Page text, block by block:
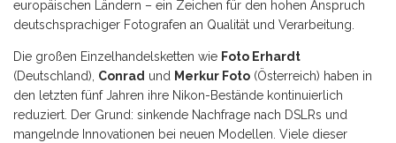
europäischen Ländern – ein Zeichen für den hohen Anspruch
deutschsprachiger Fotografen an Qualität und Verarbeitung.
Die großen Einzelhandelsketten wie Foto Erhardt
(Deutschland), Conrad und Merkur Foto (Österreich) haben in
den letzten fünf Jahren ihre Nikon-Bestände kontinuierlich
reduziert. Der Grund: sinkende Nachfrage nach DSLRs und
mangelnde Innovationen bei neuen Modellen. Viele dieser